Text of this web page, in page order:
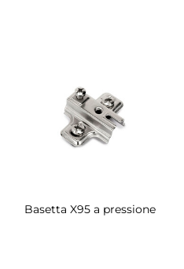
Basetta X95 a pressione